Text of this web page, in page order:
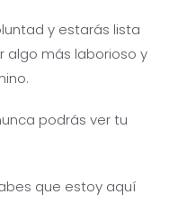
y estarás lista
algo más laborioso y
podrás ver tu
que estoy aquí